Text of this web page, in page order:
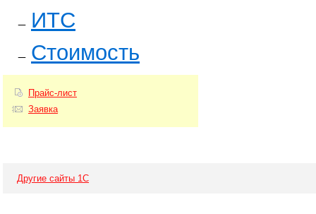
ИТС
Стоимость
Прайс-лист
Заявка
Другие сайты 1С